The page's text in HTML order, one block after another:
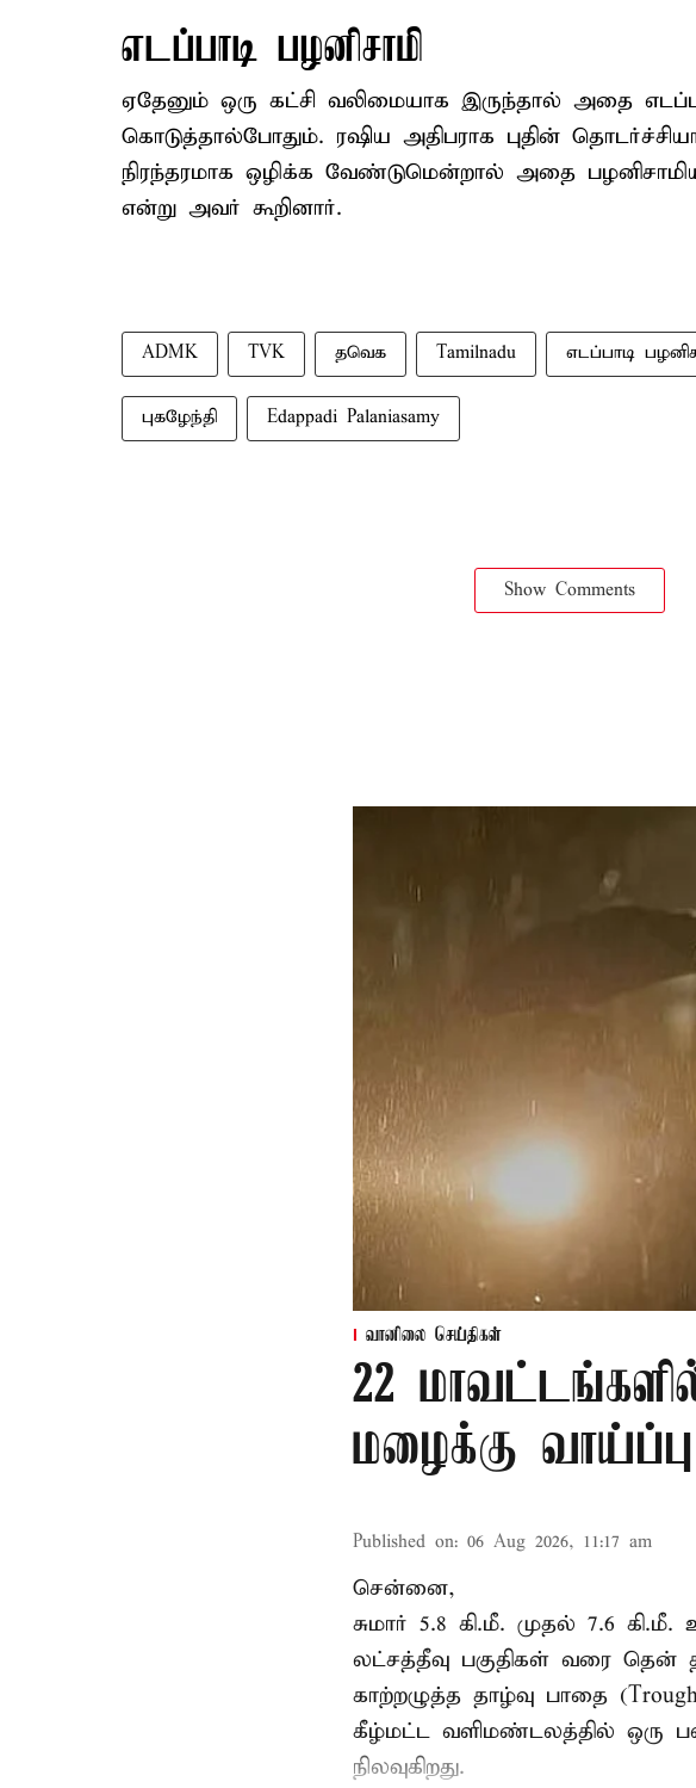
எடப்பாடி பழனிசாமி
ஏதேனும் ஒரு கட்சி வலிமையாக இருந்தால் அதை
கொடுத்தால்போதும். ரஷிய அதிபராக புதின்
நிரந்தரமாக ஒழிக்க வேண்டுமென்றால் அதை
என்று அவர் கூறினார்.
ADMK TVK தவெக Tamilnadu எடப்பாடி
புகழேந்தி Edappadi Palaniasamy
Show Comments
வானிலை செய்திகள்
22
மழைக்கு வாய்ப்பு
Published on: 06 Aug 2026, 11:17 am
சென்னை,
சுமார் 5.8 கி.மீ. முதல் 7.6
லட்சத்தீவு பகுதிகள் வரை தென்
காற்றழுத்த தாழ்வு பாதை
கீழ்மட்ட வளிமண்டலத்தில் ஒரு
நிலவுகிறது.